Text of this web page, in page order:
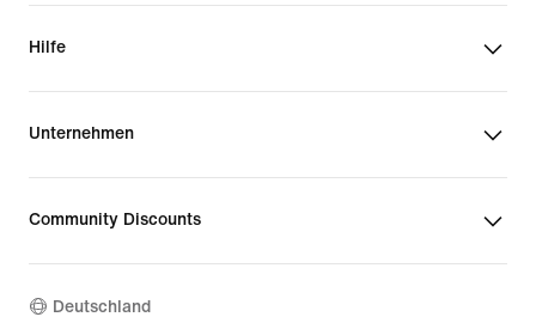
Hilfe
Unternehmen
Community Discounts
Deutschland